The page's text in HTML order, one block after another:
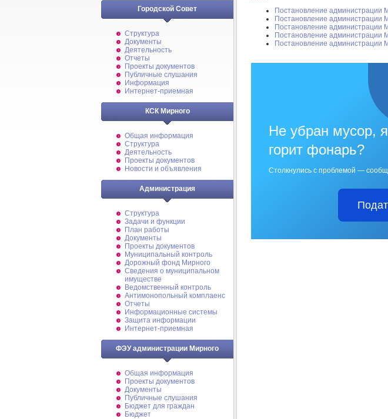
Городской Совет
Структура
Документы
Деятельность
Отчеты
Проекты документов
Публичные слушания
Информация
Интернет-приемная
КСК Мирного
Общая информация
Структура
Деятельность
Проекты документов
Новости и объявления
Администрация
Структура
Задачи и функции
План работы
Документы
Проекты документов
Муниципальный контроль
Дорожный фонд Мирного
Cведения о муниципальном
имуществе
Ведомственный контроль
Антимонопольный комплаенс
Отчеты
Информационные системы
Защита информации
Интернет-приемная
ФЭУ администрации Мирного
Общая информация
Проекты документов
Документы
Публичные слушания
Бюджет для граждан
Бюджет
Постановление администрации
Постановление администрации
Постановление администрации
Постановление администрации
Постановление администрации
Не убран мусор,
горит фонарь?
Столкнулись с проблемой —